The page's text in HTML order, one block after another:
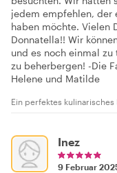
jedem empfehlen, der
haben möchte. Vielen
Donnatella!! Wir
und es noch einmal
zu beherbergen! -Die
Helene und Matilde
Ein perfektes kulinarisches
Inez
9 Februar